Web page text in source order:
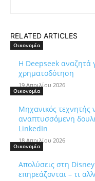
RELATED ARTICLES
Οικονομία
Η Deepseek αναζητά
χρηματοδότηση
19 Απριλίου 2026
Οικονομία
Μηχανικός
αναπτυσσόμενη
LinkedIn
18 Απριλίου 2026
Οικονομία
Απολύσεις στη
επηρεάζονται – τι